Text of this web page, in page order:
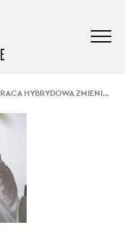
PRACA HYBRYDOWA ZMIENIŁA OCZEKIWANIA